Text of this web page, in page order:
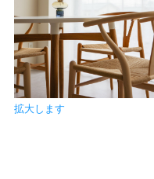
拡大します